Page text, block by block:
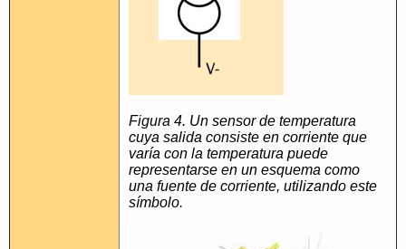
Figura 4. Un sensor de temperatura
cuya salida consiste en corriente que
varía con la temperatura puede
representarse en un esquema como
una fuente de corriente, utilizando este
símbolo.